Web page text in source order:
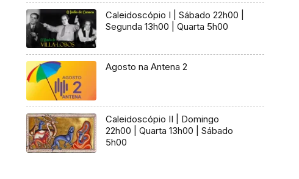
Caleidoscópio I | Sábado 22h00 |
Segunda 13h00 | Quarta 5h00
Agosto na Antena 2
Caleidoscópio II | Domingo
22h00 | Quarta 13h00 | Sábado
5h00